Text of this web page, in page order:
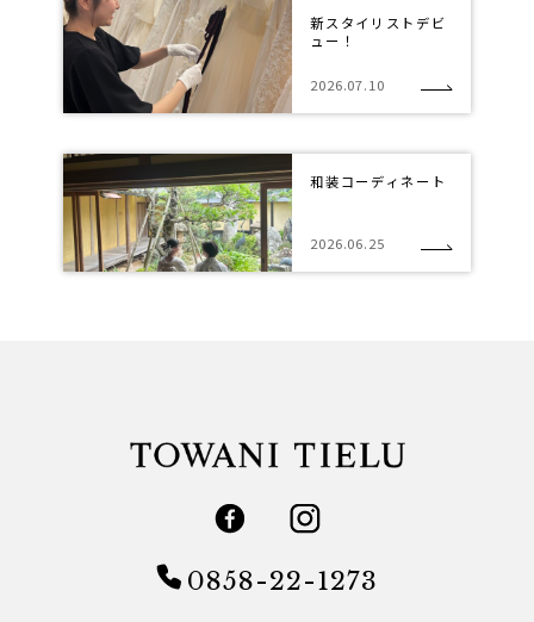
新スタイリストデビ
ュー！
2026.07.10
和装コーディネート
2026.06.25
0858-22-1273